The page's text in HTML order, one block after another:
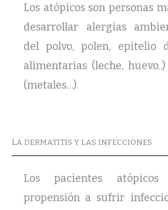
Los atópicos son personas
desarrollar alergias
del polvo, polen, epitelio
alimentarias (leche,
(metales…).
LA DERMATITIS Y LAS INFECCIONES
Los pacientes
propensión a sufrir